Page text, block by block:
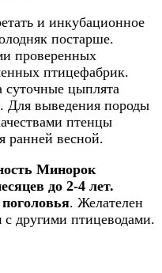
и инкубационное
постарше.
проверенных
птицефабрик.
суточные цыплята
Для выведения породы
птенцы
ранней весной.
Минорок
до 2-4 лет.
. Желателен
другими птицеводами.